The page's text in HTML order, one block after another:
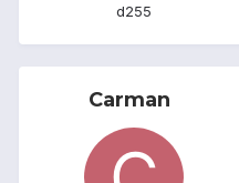
d255
Carman